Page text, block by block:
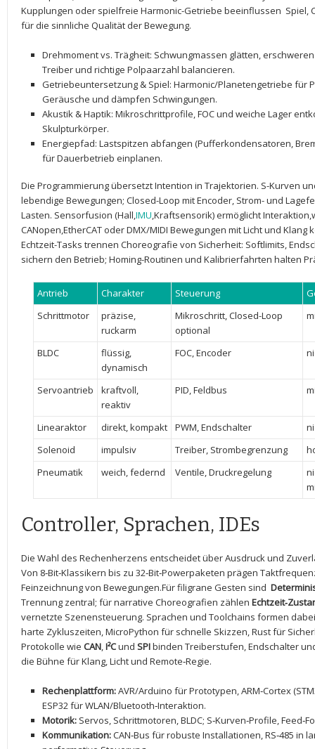
Kupplungen ⁤oder⁤ spielfreie‌ Harmonic-Getriebe beeinflussen ‍ Spiel,
für ⁤die sinnliche Qualität der ‌Bewegung.
Drehmoment vs. Trägheit: Schwungmassen glätten,⁤
Treiber und richtige Polpaarzahl balancieren.
Getriebeuntersetzung & Spiel:⁣ Harmonic/Planetengetriebe für‍
⁣Geräusche und ⁣dämpfen Schwingungen.
Akustik ​& Haptik: Mikroschrittprofile, FOC‌ und weiche Lager
⁢Skulpturkörper.
Energiepfad: ‍Lastspitzen abfangen (Pufferkondensatoren,
für Dauerbetrieb einplanen.
Die Programmierung übersetzt Intention ⁤in Trajektorien.​ S-Kurven
‍lebendige Bewegungen; Closed-Loop mit Encoder, Strom- und
Lasten. Sensorfusion ‌(Hall,IMU,Kraftsensorik) ermöglicht​
CANopen,EtherCAT‌ oder DMX/MIDI ⁣Bewegungen mit Licht und
Echtzeit-Tasks trennen Choreografie von Sicherheit: Softlimits,
sichern den ⁣Betrieb; Homing-Routinen und Kalibrierfahrten halten
Antrieb Charakter Steuerung
Schrittmotor
präzise,
ruckarm
Mikroschritt, Closed-Loop ​
optional
BLDC
flüssig,
dynamisch
FOC, Encoder
Servoantrieb
kraftvoll,
reaktiv
PID, Feldbus
Linearaktor direkt, kompakt PWM, Endschalter
Solenoid
impulsiv Treiber, Strombegrenzung
Pneumatik
weich, federnd Ventile, Druckregelung
Controller, Sprachen, IDEs
Die⁣ Wahl des Rechenherzens‍ entscheidet über Ausdruck und
Von 8‑Bit‑Klassikern bis‍ zu 32‑Bit‑Powerpaketen prägen
Feinzeichnung von Bewegungen.Für filigrane Gesten⁣ sind ​
Trennung zentral; für narrative Choreografien zählen
⁣vernetzte Szenensteuerung. Sprachen und Toolchains formen
harte Zykluszeiten, MicroPython ‌für ​schnelle Skizzen, Rust für
Protokolle wie CAN,I²Cund SPIbinden Treiberstufen, Endschalter
⁤die Bühne für Klang, Licht und Remote‑Regie.
Rechenplattform:AVR/Arduino für​ Prototypen, ARM‑Cortex
ESP32 für WLAN/Bluetooth‑Interaktion.
Motorik: Servos, Schrittmotoren, BLDC; ⁢S‑Kurven‑Profile,
Kommunikation:CAN‑Bus für robuste Installationen, RS‑485 in